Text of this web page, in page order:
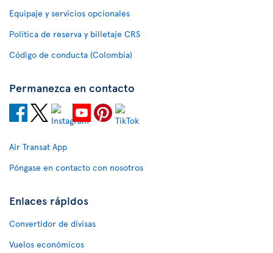
Equipaje y servicios opcionales
Política de reserva y billetaje CRS
Código de conducta (Colombia)
Permanezca en contacto
Air Transat App
Póngase en contacto con nosotros
Enlaces rápidos
Convertidor de divisas
Vuelos económicos